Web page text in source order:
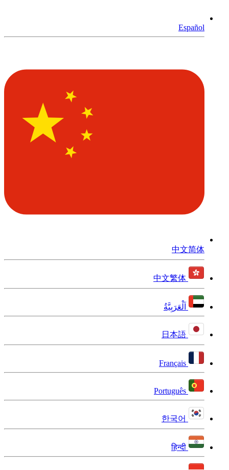
Español
中文简体
中文繁体
اَلْعَرَبِيَّةُ
日本語
Français
Português
한국어
हिन्दी